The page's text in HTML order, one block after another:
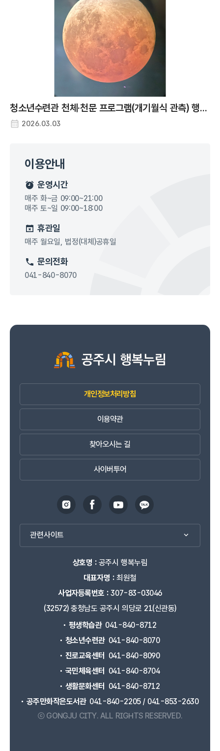
청소년수련관 천체·천문 프로그램(개기월식 관측) 행사 사진
2026.03.03
이용안내
운영시간
매주 화~금 09:00~21:00
매주 토~일 09:00~18:00
휴관일
매주 월요일, 법정(대체)공휴일
문의전화
041-840-8070
개인정보처리방침
이용약관
찾아오시는 길
사이버투어
관련사이트
상호명 :공주시 행복누림
대표자명 :최원철
사업자등록번호 :307-83-03046
(32572) 충청남도 공주시 의당로 21(신관동)
평생학습관 041-840-8712
청소년수련관 041-840-8070
진로교육센터
041-840-8090
국민체육센터
041-840-8704
생활문화센터
041-840-8712
공주만화작은도서관 041-840-2205 / 041-853-2630
ⓒ GONGJU CITY. ALL RIGHTS RESERVED.